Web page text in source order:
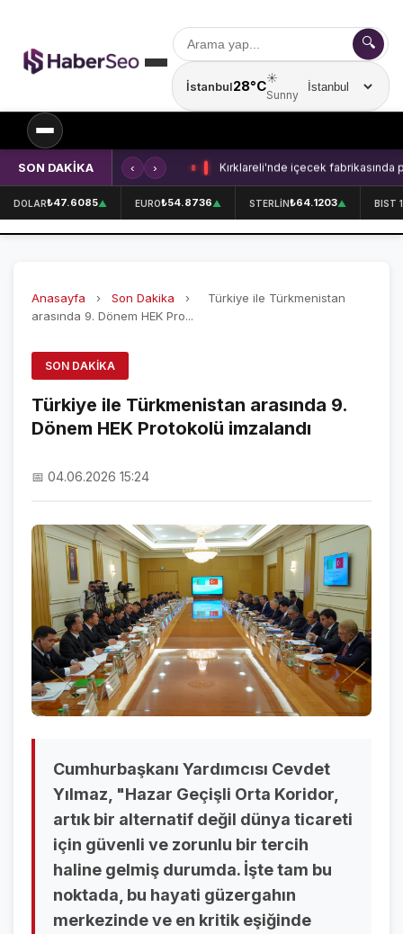
🔍
İstanbul28°C☀️
Sunny
Şehir seçin
SPOR
SPOR HABERLERİ
FENERBAHÇE
ÖZEL SAYFALAR
NAMAZ VAKİTLERİ
KRİPTO PARALAR
NÖBETÇİ ECZANELER
SON DAKİKA
SON DAKİKA HABERLERİ
VİDEO GALERİ
GALERİLER
VİDEO GALERİ
FOTO GALERİ
KURUMSAL
SON DAKİKA ‹ › Kırklareli'nde içecek fabrikasında
DOLAR₺47.6085▲ EURO₺54.8736▲ STERLİN₺64.1203▲ BIST
Anasayfa › Son Dakika ›
Türkiye ile Türkmenistan
arasında 9. Dönem HEK Pro...
SON DAKIKA
Türkiye ile Türkmenistan arasında 9.
Dönem HEK Protokolü imzalandı
📅 04.06.2026 15:24
Cumhurbaşkanı Yardımcısı Cevdet
Yılmaz, "Hazar Geçişli Orta Koridor,
artık bir alternatif değil dünya ticareti
için güvenli ve zorunlu bir tercih
haline gelmiş durumda. İşte tam bu
noktada, bu hayati güzergahın
merkezinde ve en kritik eşiğinde